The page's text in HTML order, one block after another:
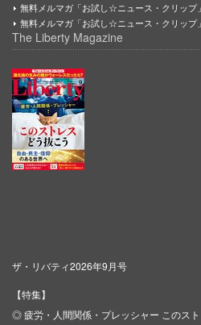
無料メルマガ「お試し☆ニュース・クリップ
無料メルマガ「お試し☆ニュース・クリップ
The Liberty Magazine
ザ・リバティ2026年9月号
【特集】
◎ 疲労・人間関係・プレッシャー このス